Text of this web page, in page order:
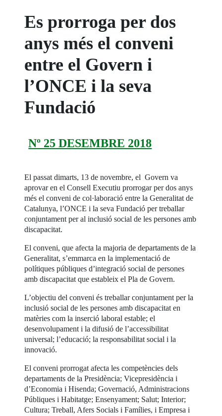
Es prorroga per dos
anys més el conveni
entre el Govern i
l’ONCE i la seva
Fundació
Nº 25 DESEMBRE 2018
El passat dimarts, 13 de novembre, el Govern va
aprovar en el Consell Executiu prorrogar per dos anys
més el conveni de col·laboració entre la Generalitat de
Catalunya, l’ONCE i la seva Fundació per treballar
conjuntament per al inclusió social de les persones amb
discapacitat.
El conveni, que afecta la majoria de departaments de la
Generalitat, s’emmarca en la implementació de
polítiques públiques d’integració social de persones
amb discapacitat que estableix el Pla de Govern.
L’objectiu del conveni és treballar conjuntament per la
inclusió social de les persones amb discapacitat en
matèries com la inserció laboral estable; el
desenvolupament i la difusió de l’accessibilitat
universal; l’educació; la responsabilitat social i la
innovació.
El conveni prorrogat afecta les competències dels
departaments de la Presidència; Vicepresidència i
d’Economia i Hisenda; Governació, Administracions
Públiques i Habitatge; Ensenyament; Salut; Interior;
Cultura; Treball, Afers Socials i Famílies, i Empresa i